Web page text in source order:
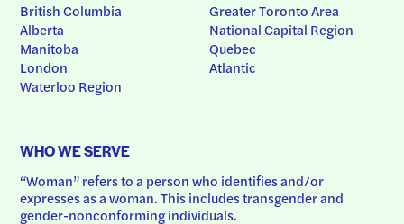
British Columbia
Alberta
Manitoba
London
Waterloo Region
Greater Toronto Area
National Capital Region
Quebec
Atlantic
WHO WE SERVE
“Woman” refers to a person who identifies and/or
expresses as a woman. This includes transgender and
gender-nonconforming individuals.